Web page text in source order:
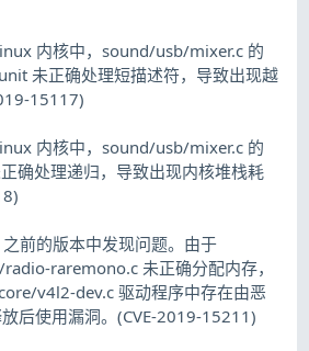
内核中，sound/usb/mixer.c 的
未正确处理短描述符，导致出现越
15117)
内核中，sound/usb/mixer.c 的
确处理递归，导致出现内核堆栈耗
前的版本中发现问题。由于
raremono.c 未正确分配内存，
v4l2-dev.c 驱动程序中存在由恶
后使用漏洞。(CVE-2019-15211)